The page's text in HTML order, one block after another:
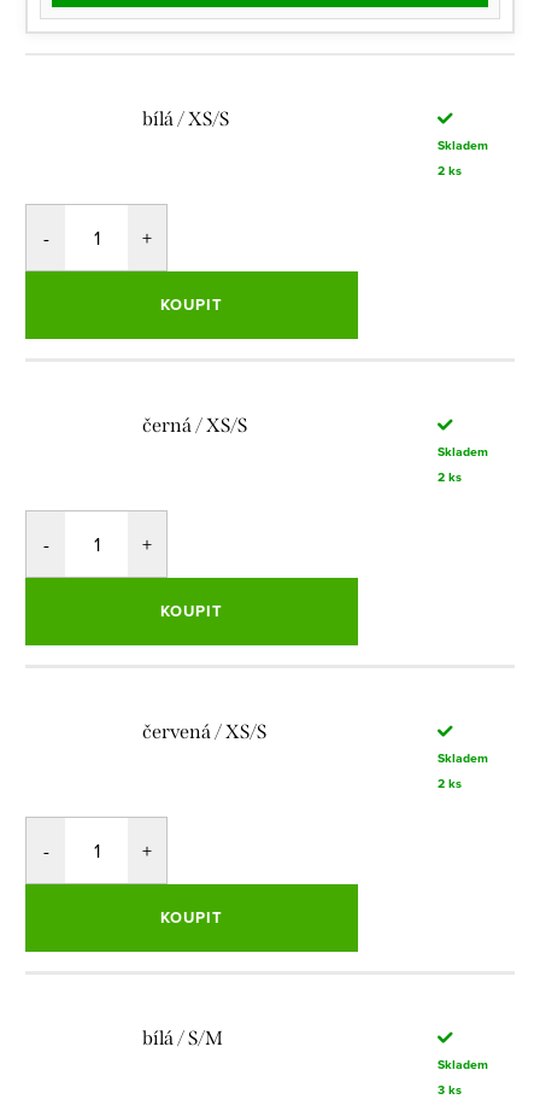
bílá / XS/S
Skladem
2 ks
KOUPIT
černá / XS/S
Skladem
2 ks
KOUPIT
červená / XS/S
Skladem
2 ks
KOUPIT
bílá / S/M
Skladem
3 ks